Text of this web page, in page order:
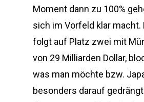
Moment dann zu 100%
sich im Vorfeld klar macht.
folgt auf Platz zwei mit
von 29 Milliarden Dollar,
was man möchte bzw.
besonders darauf